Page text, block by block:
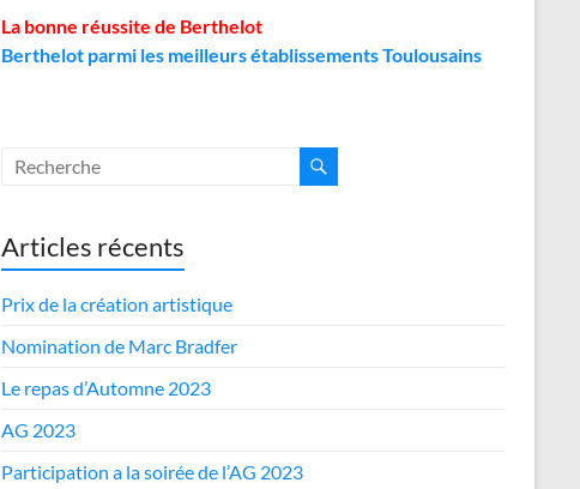
La bonne réussite de Berthelot
Berthelot parmi les meilleurs établissements Toulousains
Articles récents
Prix de la création artistique
Nomination de Marc Bradfer
Le repas d’Automne 2023
AG 2023
Participation a la soirée de l’AG 2023